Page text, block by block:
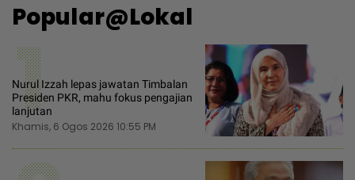
Popular@Lokal
1
Nurul Izzah lepas jawatan Timbalan
Presiden PKR, mahu fokus pengajian
lanjutan
Khamis, 6 Ogos 2026 10:55 PM